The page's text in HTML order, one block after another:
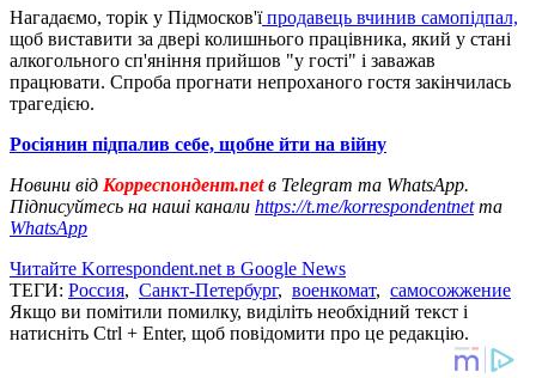
Нагадаємо, торік у Підмосков'їпродавець вчинив самопідпал,
щоб виставити за двері колишнього працівника, який у стані
алкогольного сп'яніння прийшов "у гості" і заважав
працювати. Спроба прогнати непроханого гостя закінчилась
трагедією.
Росіянин підпалив себе, щобне йти на війну
Новини від Корреспондент.netв Telegram та WhatsApp.
Підписуйтесь на наші канали https://t.me/korrespondentnetта
WhatsApp
Читайте Korrespondent.net в Google News
ТЕГИ: Россия, Санкт-Петербург, военкомат, самосожжение
Якщо ви помітили помилку, виділіть необхідний текст і
натисніть Ctrl + Enter, щоб повідомити про це редакцію.